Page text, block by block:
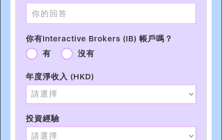
你有Interactive Brokers (IB) 帳戶嗎？
有
沒有
年度淨收入 (HKD)
投資經驗